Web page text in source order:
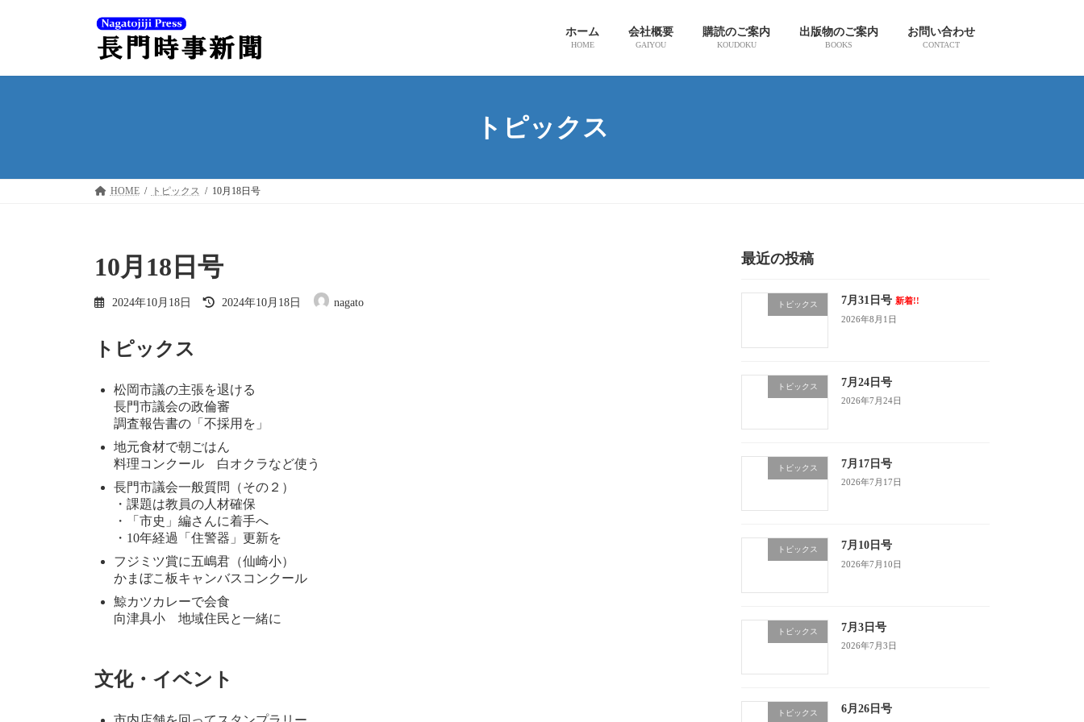
ツ
シ
ホーム
HOME
会社概要
GAIYOU
購読のご案内
KOUDOKU
出版物のご案内
BOOKS
お問い合わせ
CONTACT
トピックス
HOME トピックス 10月18日号
10月18日号
2024年10月18日
最
:
2024年10月18日 nagato
トピックス
松岡市議の主張を退ける
長門市議会の政倫審
調査報告書の「不採用を」
地元食材で朝ごはん
料理コンクール 白オクラなど使う
長門市議会一般質問（その２）
・課題は教員の人材確保
・「市史」編さんに着手へ
・10年経過「住警器」更新を
フジミツ賞に五嶋君（仙崎小）
かまぼこ板キャンバスコンクール
鯨カツカレーで会食
向津具小 地域住民と一緒に
文化・イベント
最近の投稿
トピックス 7月31日号 新着!!
2026年8月1日
トピックス 7月24日号
2026年7月24日
トピックス 7月17日号
2026年7月17日
トピックス 7月10日号
2026年7月10日
トピックス 7月3日号
2026年7月3日
トピックス 6月26日号